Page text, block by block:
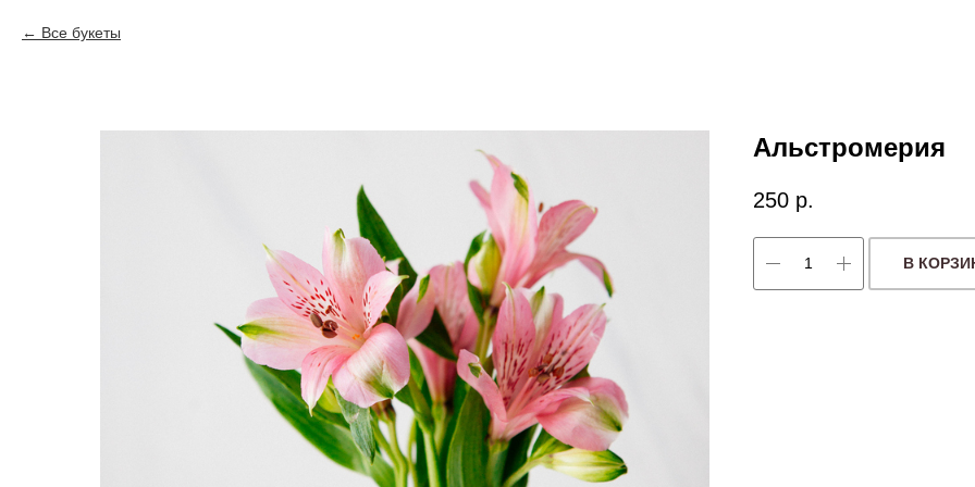
Все букеты
Альстромерия
250 р.
В